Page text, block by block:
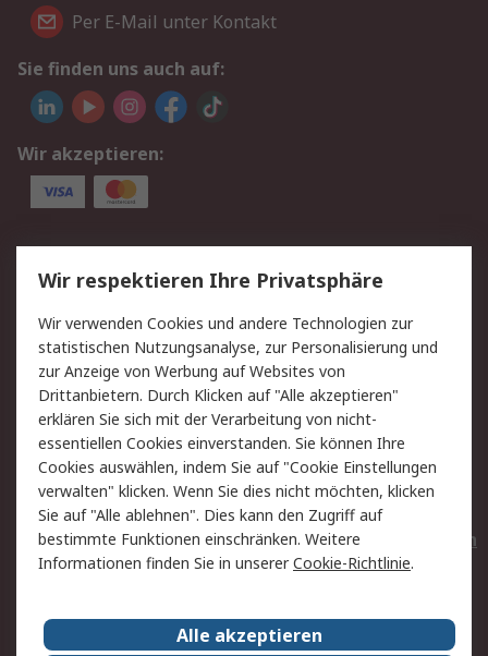
Per E-Mail unter Kontakt
Sie finden uns auch auf:
Wir akzeptieren:
Service
Value Added Services
Lieferlösungen
Rücksendungen
Kontakt
Hilfe
Privatkunden
Rechtliches
AGB
Datenschutz
Cookie-Richtlinie
Zahlungsbedingungen
Copyright/Impressum
Entsorgung
Elektrogeräte/Batterien
RS weltweit
Wir respektieren Ihre Privatsphäre
Wir verwenden Cookies und andere Technologien zur
statistischen Nutzungsanalyse, zur Personalisierung und
zur Anzeige von Werbung auf Websites von
Drittanbietern. Durch Klicken auf "Alle akzeptieren"
erklären Sie sich mit der Verarbeitung von nicht-
essentiellen Cookies einverstanden. Sie können Ihre
Cookies auswählen, indem Sie auf "Cookie Einstellungen
verwalten" klicken. Wenn Sie dies nicht möchten, klicken
Sie auf "Alle ablehnen". Dies kann den Zugriff auf
bestimmte Funktionen einschränken. Weitere
Informationen finden Sie in unsererCookie-Richtlinie.
Alle akzeptieren